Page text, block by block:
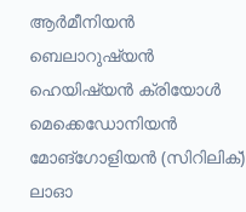
ആർമീനിയൻ
ബെലാറുഷ്യൻ
ഹെയിഷ്യൻ ക്രിയോൾ
മെക്കെഡോനിയൻ
മോങ്ഗോളിയൻ (സിറിലിക്)
ലാഓ